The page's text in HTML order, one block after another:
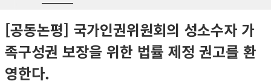
[공동논평] 국가인권위원회의 성소수자 가
족구성권 보장을 위한 법률 제정 권고를 환
영한다.